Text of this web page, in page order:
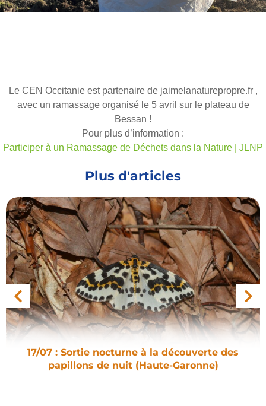
Le CEN Occitanie est partenaire de jaimelanaturepropre.fr ,
avec un ramassage organisé le 5 avril sur le plateau de
Bessan !
Pour plus d’information :
Participer à un Ramassage de Déchets dans la Nature | JLNP
Plus d'articles
17/07 : Sortie nocturne à la découverte des
papillons de nuit (Haute-Garonne)